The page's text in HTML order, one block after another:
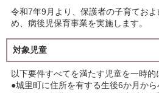
令和7年9月より、保護者の子育てお
め、病後児保育事業を実施します。
対象児童
以下要件すべてを満たす児童を一時的
●城里町に住所を有する生後6か月か